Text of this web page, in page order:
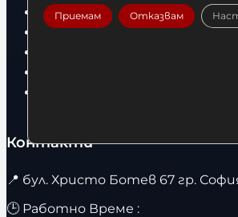
Детски дрехи
Суичъри
Контакти
📍 бул. Христо Ботев 67 гр.
🕒 Работно Време :
Приемам Отказвам